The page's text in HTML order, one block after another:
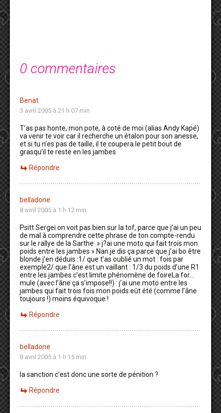
0 commentaires
Benat
3 avril 2005 à 21 h 07 min
T’as pas honte, mon pote, à coté de moi (alias Andy Kapé)
va venir te voir car il recherche un étalon pour son anesse,
et si tu n’es pas de taille, il te coupera le petit bout de
grasqu’il te reste en les jambes
Répondre
belladone
8 avril 2005 à 1 h 12 min
Psitt Sergei on voit pas bien sur la tof, parce que j’ai un peu
de mal à comprendre cette phrase de ton compte-rendu
sur le rallye de la Sarthe » j?ai une moto qui fait trois mon
poids entre les jambes » Nan je dis ça parce que j’ai bo être
blonde j’en déduis :1/ que t’as oublié un mot : fois par
exemple2/ que l’âne est un vaillant : 1/3 du poids d’une R1
entre les jambes c’est limite phénomène de foireLa for…
mule (avec l’âne ça s’impose!!) : j’ai une moto entre les
jambes qui fait trois fois mon poids eût été (comme l’âne
toujours !) moins équivoque !
Répondre
belladone
8 avril 2005 à 1 h 15 min
la sanction c’est donc une sorte de pénition ?
Répondre